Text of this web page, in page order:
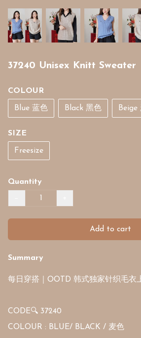
37240 Unisex Knitt Sweater
COLOUR
Blue 蓝色 Black 黑色 Beige
SIZE
Freesize
Quantity
Add to cart
Summary
每日穿搭｜OOTD 韩式独家针织毛衣
CODE🔍 37240
COLOUR : BLUE/ BLACK / 麦色